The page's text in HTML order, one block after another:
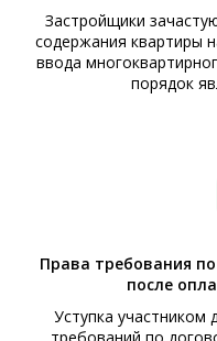
Застройщики
содержания квартиры
ввода
порядок
Права требования
после
Уступка участником